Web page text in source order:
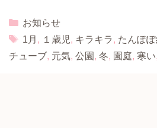
Categories
お知らせ
Tags
1月 , １歳児, キラキラ, たんぽぽ
チューブ, 元気, 公園 , 冬, 園庭, 寒い,